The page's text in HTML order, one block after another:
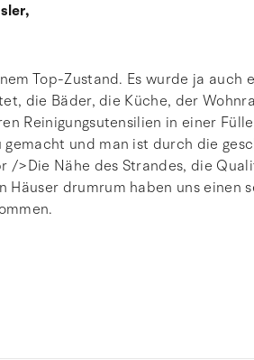
Top-Zustand. Es wurde ja
die Bäder, die Küche, der
Reinigungsutensilien in einer
gemacht und man ist durch die
/>Die Nähe des Strandes, die
Häuser drumrum haben uns einen